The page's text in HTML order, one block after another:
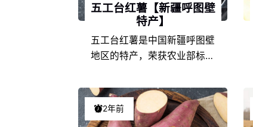
五工台红薯【新疆呼图壁
特产】
五工台红薯是中国新疆呼图壁
地区的特产，荣获农业部标志
代表性的特色产品之一，由于
新疆呼图壁的地理环境条件和
饮食文化的不同，以及地方风
2年前